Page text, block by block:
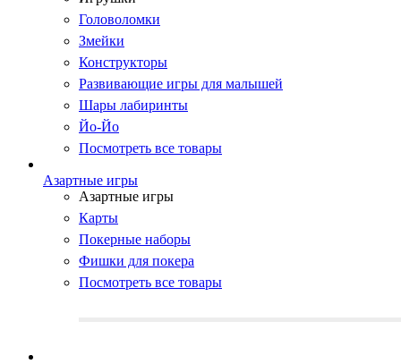
Головоломки
Змейки
Конструкторы
Развивающие игры для малышей
Шары лабиринты
Йо-Йо
Посмотреть все товары
Азартные игры
Азартные игры
Карты
Покерные наборы
Фишки для покера
Посмотреть все товары